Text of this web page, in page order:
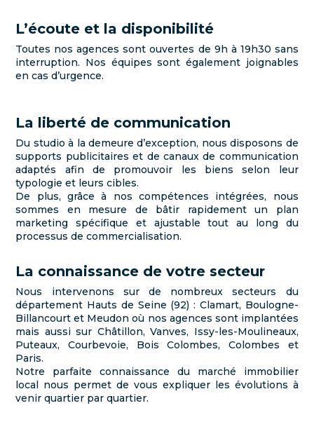
L’écoute et la disponibilité
Toutes nos agences sont ouvertes de 9h à 19h30 sans
interruption. Nos équipes sont également joignables
en cas d’urgence.
La liberté de communication
Du studio à la demeure d’exception, nous disposons de
supports publicitaires et de canaux de communication
adaptés afin de promouvoir les biens selon leur
typologie et leurs cibles.
De plus, grâce à nos compétences intégrées, nous
sommes en mesure de bâtir rapidement un plan
marketing spécifique et ajustable tout au long du
processus de commercialisation.
La connaissance de votre secteur
Nous intervenons sur de nombreux secteurs du
département Hauts de Seine (92) : Clamart, Boulogne-
Billancourt et Meudon où nos agences sont implantées
mais aussi sur Châtillon, Vanves, Issy-les-Moulineaux,
Puteaux, Courbevoie, Bois Colombes, Colombes et
Paris.
Notre parfaite connaissance du marché immobilier
local nous permet de vous expliquer les évolutions à
venir quartier par quartier.